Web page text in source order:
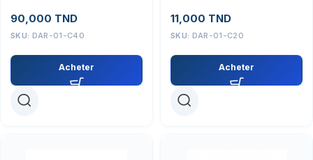
90,000 TND
SKU: DAR-01-C40
Acheter
11,000 TND
SKU: DAR-01-C20
Acheter